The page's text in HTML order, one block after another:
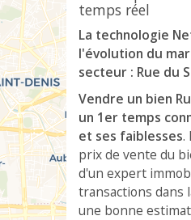
temps réel
La technologie
l'évolution du
secteur : Rue du
Vendre un bien
un 1er temps
et ses faiblesses.
prix de vente du
d'un expert
transactions dans
une bonne